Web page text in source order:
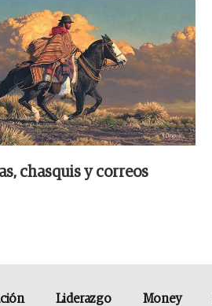
chasquis y correos
Liderazgo Money